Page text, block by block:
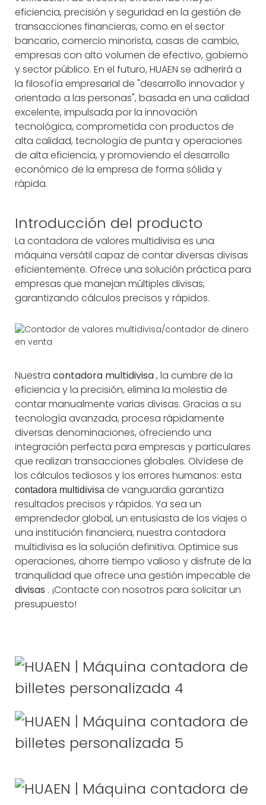
eficiencia, precisión y seguridad en la gestión de
transacciones financieras, como en el sector
bancario, comercio minorista, casas de cambio,
empresas con alto volumen de efectivo, gobierno
y sector público. En el futuro, HUAEN se adherirá a
la filosofía empresarial de "desarrollo innovador y
orientado a las personas", basada en una calidad
excelente, impulsada por la innovación
tecnológica, comprometida con productos de
alta calidad, tecnología de punta y operaciones
de alta eficiencia, y promoviendo el desarrollo
económico de la empresa de forma sólida y
rápida.
Introducción del producto
La contadora de valores multidivisa es una
máquina versátil capaz de contar diversas divisas
eficientemente. Ofrece una solución práctica para
empresas que manejan múltiples divisas,
garantizando cálculos precisos y rápidos.
Nuestra contadora multidivisa, la cumbre de la
eficiencia y la precisión, elimina la molestia de
contar manualmente varias divisas. Gracias a su
tecnología avanzada, procesa rápidamente
diversas denominaciones, ofreciendo una
integración perfecta para empresas y particulares
que realizan transacciones globales. Olvídese de
los cálculos tediosos y los errores humanos: esta
contadora multidivisa de vanguardia garantiza
resultados precisos y rápidos. Ya sea un
emprendedor global, un entusiasta de los viajes o
una institución financiera, nuestra contadora
multidivisa es la solución definitiva. Optimice sus
operaciones, ahorre tiempo valioso y disfrute de la
tranquilidad que ofrece una gestión impecable de
divisas . ¡Contacte con nosotros para solicitar un
presupuesto!